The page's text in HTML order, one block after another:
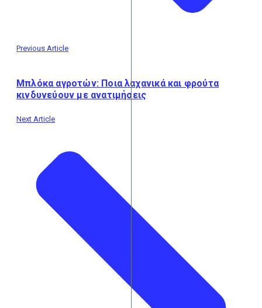
Previous Article
Μπλόκα αγροτών: Ποια λαχανικά και φρούτα
κινδυνεύουν με ανατιμήσεις
Next Article